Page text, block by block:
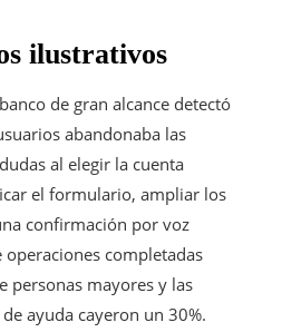
ilustrativos
de gran alcance detectó
abandonaba las
al elegir la cuenta
el formulario, ampliar los
confirmación por voz
operaciones completadas
personas mayores y las
ayuda cayeron un 30%.